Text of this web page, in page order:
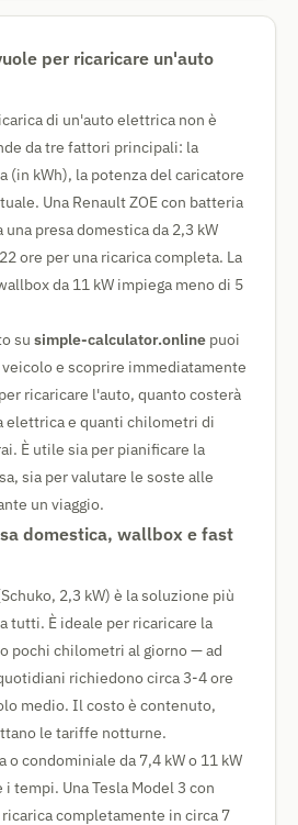
per ricaricare un'auto
di un'auto elettrica non è
da tre fattori principali: la
(in kWh), la potenza del caricatore
Una Renault ZOE con batteria
una presa domestica da 2,3 kW
ore per una ricarica completa. La
da 11 kW impiega meno di 5
su simple-calculator.online puoi
e scoprire immediatamente
ricaricare l'auto, quanto costerà
elettrica e quanti chilometri di
È utile sia per pianificare la
sia per valutare le soste alle
un viaggio.
domestica, wallbox e fast
2,3 kW) è la soluzione più
tutti. È ideale per ricaricare la
pochi chilometri al giorno — ad
richiedono circa 3-4 ore
medio. Il costo è contenuto,
le tariffe notturne.
o condominiale da 7,4 kW o 11 kW
tempi. Una Tesla Model 3 con
completamente in circa 7